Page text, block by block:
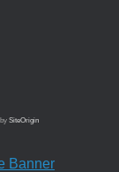
SiteOrigin
Banner